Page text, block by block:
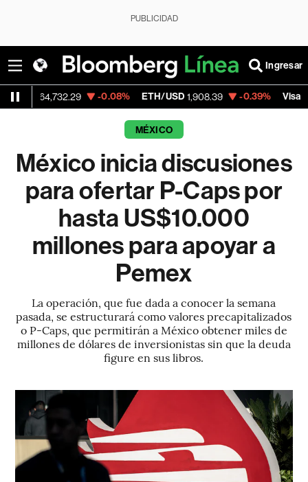
PUBLICIDAD
Ingresar
-0.08% ETH/USD 1,908.39 -0.39% Visa 368.54
MÉXICO
México inicia discusiones
para ofertar P-Caps por
hasta US$10.000
millones para apoyar a
Pemex
La operación, que fue dada a conocer la semana
pasada, se estructurará como valores precapitalizados
o P-Caps, que permitirán a México obtener miles de
millones de dólares de inversionistas sin que la deuda
figure en sus libros.